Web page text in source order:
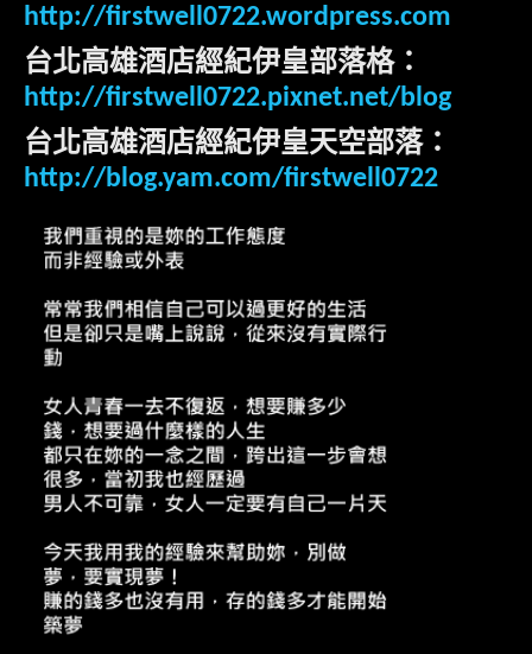
http://firstwell0722.wordpress.com
台北高雄酒店經紀伊皇部落格：
http://firstwell0722.pixnet.net/blog
台北高雄酒店經紀伊皇天空部落：
http://blog.yam.com/firstwell0722